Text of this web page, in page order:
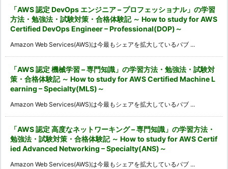
「AWS 認定 DevOps エンジニア – プロフェッショナル」の学習
方法・勉強法・試験対策・合格体験記 ～ How to study for AWS
Certified DevOps Engineer – Professional(DOP)～
Amazon Web Services(AWS)は今最もシェアを拡大しているパブ ...
「AWS 認定 機械学習 – 専門知識」の学習方法・勉強法・試験対
策・合格体験記 ～ How to study for AWS Certified Machine L
earning – Specialty(MLS)～
Amazon Web Services(AWS)は今最もシェアを拡大しているパブ ...
「AWS 認定 高度なネットワーキング – 専門知識」の学習方法・
勉強法・試験対策・合格体験記 ～ How to study for AWS Certif
ied Advanced Networking – Specialty(ANS)～
Amazon Web Services(AWS)は今最もシェアを拡大しているパブ ...